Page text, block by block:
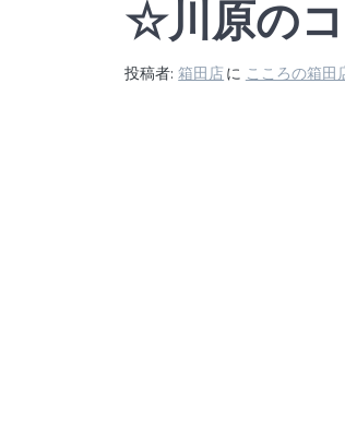
☆川原の
投稿者:箱田店 に こころの箱田